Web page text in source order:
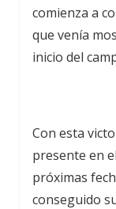
comienza a
que venía
inicio del
Con esta
presente en
próximas
conseguido